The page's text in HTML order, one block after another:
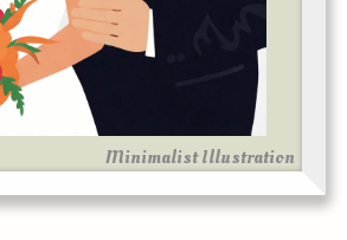
Minimalist Illustration